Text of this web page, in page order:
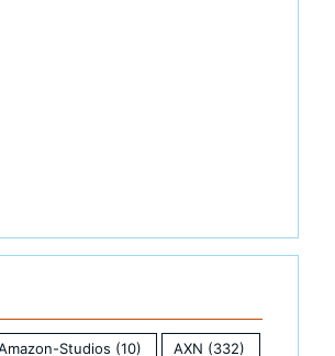
Studios (10) AXN (332)